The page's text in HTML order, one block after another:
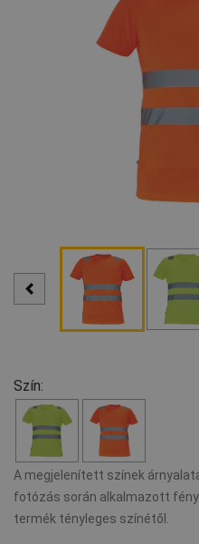
Szín:
A megjelenített színek
fotózás során alkalmazott
termék tényleges színétől.